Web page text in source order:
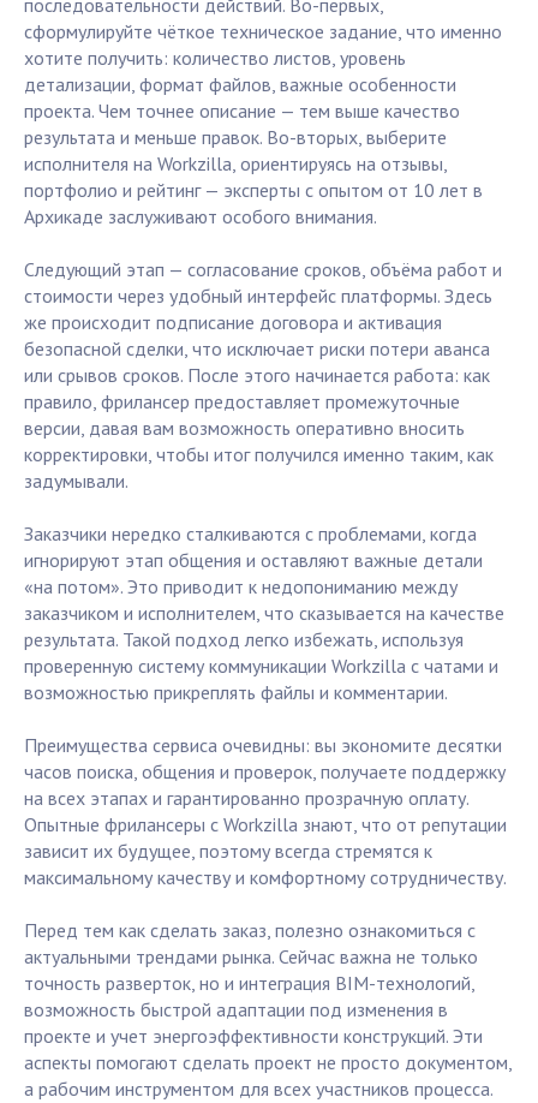
последовательности действий. Во-первых,
сформулируйте чёткое техническое задание, что именно
хотите получить: количество листов, уровень
детализации, формат файлов, важные особенности
проекта. Чем точнее описание — тем выше качество
результата и меньше правок. Во-вторых, выберите
исполнителя на Workzilla, ориентируясь на отзывы,
портфолио и рейтинг — эксперты с опытом от 10 лет в
Архикаде заслуживают особого внимания.
Следующий этап — согласование сроков, объёма работ и
стоимости через удобный интерфейс платформы. Здесь
же происходит подписание договора и активация
безопасной сделки, что исключает риски потери аванса
или срывов сроков. После этого начинается работа: как
правило, фрилансер предоставляет промежуточные
версии, давая вам возможность оперативно вносить
корректировки, чтобы итог получился именно таким, как
задумывали.
Заказчики нередко сталкиваются с проблемами, когда
игнорируют этап общения и оставляют важные детали
«на потом». Это приводит к недопониманию между
заказчиком и исполнителем, что сказывается на качестве
результата. Такой подход легко избежать, используя
проверенную систему коммуникации Workzilla с чатами и
возможностью прикреплять файлы и комментарии.
Преимущества сервиса очевидны: вы экономите десятки
часов поиска, общения и проверок, получаете поддержку
на всех этапах и гарантированно прозрачную оплату.
Опытные фрилансеры с Workzilla знают, что от репутации
зависит их будущее, поэтому всегда стремятся к
максимальному качеству и комфортному сотрудничеству.
Перед тем как сделать заказ, полезно ознакомиться с
актуальными трендами рынка. Сейчас важна не только
точность разверток, но и интеграция BIM-технологий,
возможность быстрой адаптации под изменения в
проекте и учет энергоэффективности конструкций. Эти
аспекты помогают сделать проект не просто документом,
а рабочим инструментом для всех участников процесса.